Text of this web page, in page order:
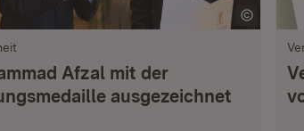
Afzal mit der
ausgezeichnet